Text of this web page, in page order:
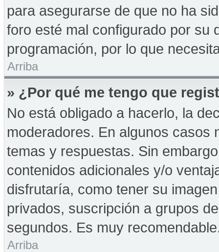
para asegurarse de que no ha
foro esté mal configurado por su
programación, por lo que
Arriba
» ¿Por qué me tengo que
No está obligado a hacerlo, la
moderadores. En algunos casos
temas y respuestas. Sin
contenidos adicionales y/o
disfrutaría, como tener su
privados, suscripción a grupos
segundos. Es muy
Arriba